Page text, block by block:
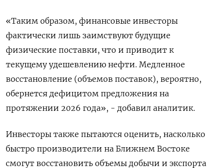
«Таким образом, финансовые инвесторы
фактически лишь заимствуют будущие
физические поставки, что и приводит к
текущему удешевлению ​нефти. Медленное
восстановление (объемов поставок), ​вероятно,
обернется дефицитом ‌предложения на
протяжении 2026 года», - добавил аналитик.
Инвесторы также пытаются оценить, насколько
быстро производители на ​Ближнем Востоке
смогут восстановить объемы добычи и экспорта